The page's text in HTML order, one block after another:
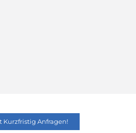
Kurzfristig Anfragen!